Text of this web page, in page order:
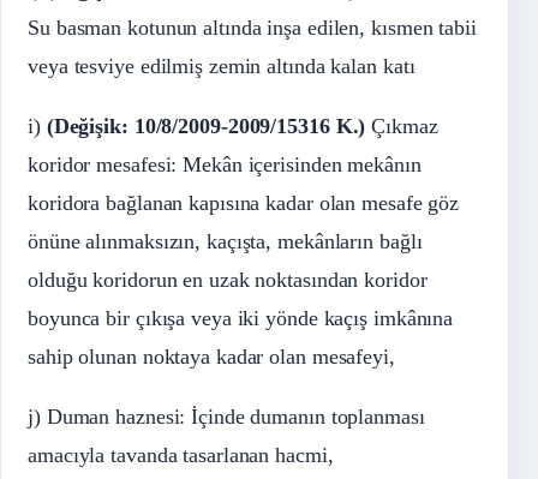
Su basman kotunun altında inşa edilen, kısmen tabii
veya tesviye edilmiş zemin altında kalan katı
i)(Değişik: 10/8/2009-2009/15316 K.) Çıkmaz
koridor mesafesi: Mekân içerisinden mekânın
koridora bağlanan kapısına kadar olan mesafe göz
önüne alınmaksızın, kaçışta, mekânların bağlı
olduğu koridorun en uzak noktasından koridor
boyunca bir çıkışa veya iki yönde kaçış imkânına
sahip olunan noktaya kadar olan mesafeyi,
j) Duman haznesi: İçinde dumanın toplanması
amacıyla tavanda tasarlanan hacmi,